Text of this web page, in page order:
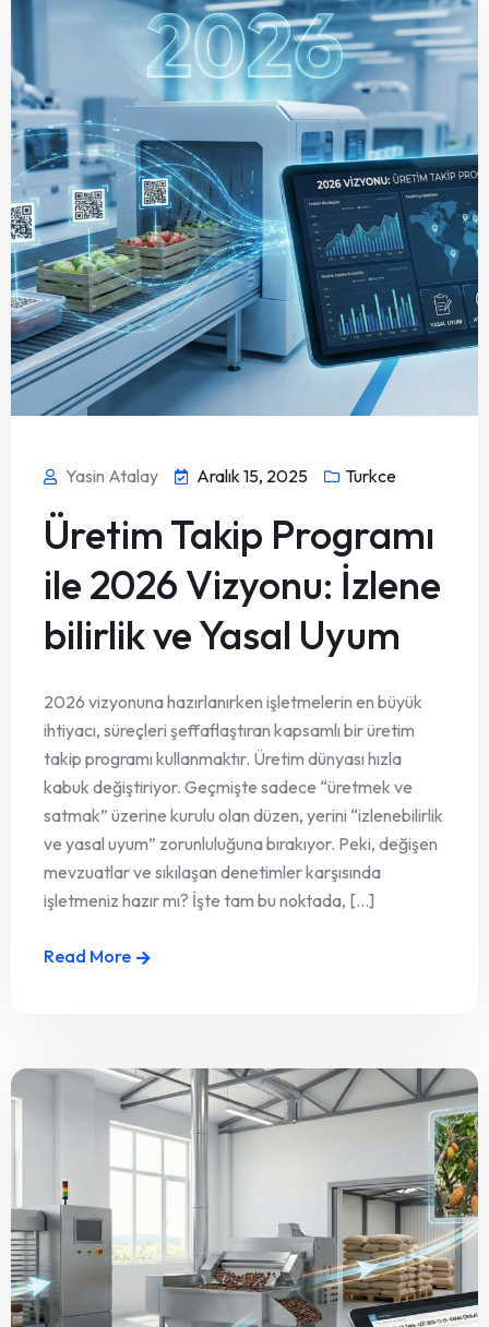
Yasin Atalay Aralık 15, 2025 Turkce
Üretim Takip Programı
ile 2026 Vizyonu: İzlene
bilirlik ve Yasal Uyum
2026 vizyonuna hazırlanırken işletmelerin en büyük
ihtiyacı, süreçleri şeffaflaştıran kapsamlı bir üretim
takip programı kullanmaktır. Üretim dünyası hızla
kabuk değiştiriyor. Geçmişte sadece “üretmek ve
satmak” üzerine kurulu olan düzen, yerini “izlenebilirlik
ve yasal uyum” zorunluluğuna bırakıyor. Peki, değişen
mevzuatlar ve sıkılaşan denetimler karşısında
işletmeniz hazır mı? İşte tam bu noktada, [...]
Read More